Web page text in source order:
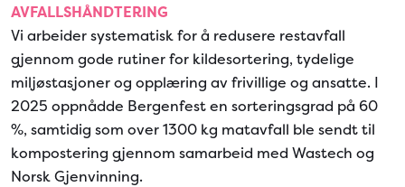
AVFALLSHÅNDTERING
Vi arbeider systematisk for å redusere restavfall
gjennom gode rutiner for kildesortering, tydelige
miljøstasjoner og opplæring av frivillige og ansatte. I
2025 oppnådde Bergenfest en sorteringsgrad på 60
%, samtidig som over 1300 kg matavfall ble sendt til
kompostering gjennom samarbeid med Wastech og
Norsk Gjenvinning.